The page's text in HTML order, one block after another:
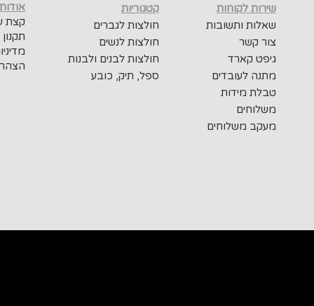
אודות
קצת
קטגוריות
חולצות לגברים
חולצות לנשים
חולצות לבנים ולבנות
ספל, תיק, כובע
שירות לקוחות
שאלות ותשובות
צור קשר
גיפט קארד
מתנה לעובדים
טבלת מידות
משלוחים
מעקב משלוחים